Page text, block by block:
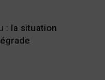
: la situation